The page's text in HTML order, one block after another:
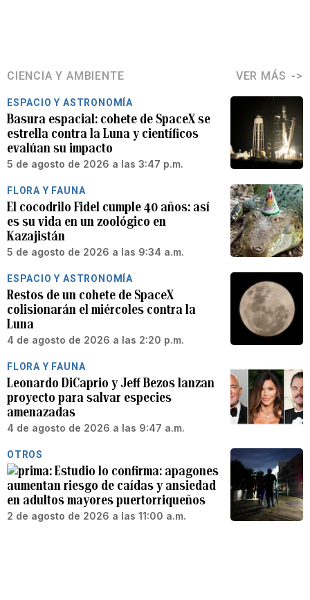
CIENCIA Y AMBIENTE VER MÁS
ESPACIO Y ASTRONOMÍA
Basura espacial: cohete de SpaceX se
estrella contra la Luna y científicos
evalúan su impacto
5 de agosto de 2026 a las 3:47 p.m.
FLORA Y FAUNA
El cocodrilo Fidel cumple 40 años: así
es su vida en un zoológico en
Kazajistán
5 de agosto de 2026 a las 9:34 a.m.
ESPACIO Y ASTRONOMÍA
Restos de un cohete de SpaceX
colisionarán el miércoles contra la
Luna
4 de agosto de 2026 a las 2:20 p.m.
FLORA Y FAUNA
Leonardo DiCaprio y Jeff Bezos lanzan
proyecto para salvar especies
amenazadas
4 de agosto de 2026 a las 9:47 a.m.
OTROS
Estudio lo confirma: apagones
aumentan riesgo de caídas y ansiedad
en adultos mayores puertorriqueños
2 de agosto de 2026 a las 11:00 a.m.